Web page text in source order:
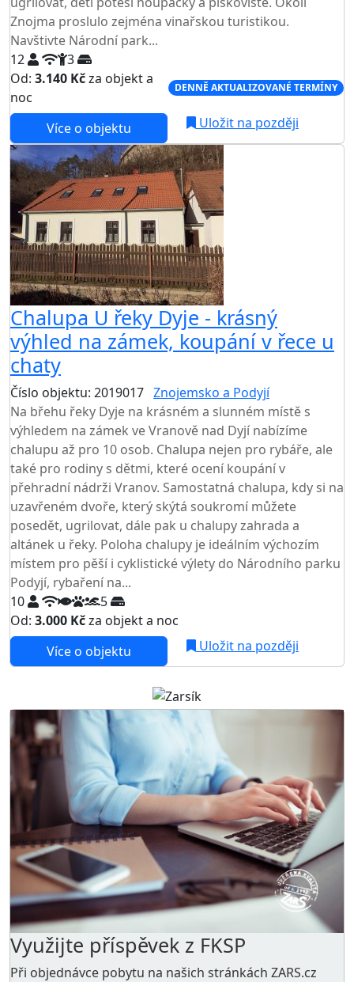
Znojma proslulo zejména vinařskou turistikou.
Navštivte Národní park...
12
3
Od: 3.140 Kčza objekt a
noc
DENNĚ AKTUALIZOVANÉ TERMÍNY
Více o objektu Uložit na později
Chalupa U řeky Dyje - krásný
výhled na zámek, koupání v řece u
chaty
Číslo objektu: 2019017 Znojemsko a Podyjí
Na břehu řeky Dyje na krásném a slunném místě s
výhledem na zámek ve Vranově nad Dyjí nabízíme
chalupu až pro 10 osob. Chalupa nejen pro rybáře, ale
také pro rodiny s dětmi, které ocení koupání v
přehradní nádrži Vranov. Samostatná chalupa, kdy si na
uzavřeném dvoře, který skýtá soukromí můžete
posedět, ugrilovat, dále pak u chalupy zahrada a
altánek u řeky. Poloha chalupy je ideálním výchozím
místem pro pěší i cyklistické výlety do Národního parku
Podyjí, rybaření na...
10
5
Od: 3.000 Kčza objekt a noc
Více o objektu Uložit na později
Využijte příspěvek z FKSP
Při objednávce pobytu na našich stránkách ZARS.cz